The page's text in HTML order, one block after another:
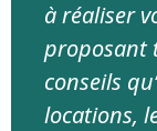
à réaliser
proposant
conseils
locations,